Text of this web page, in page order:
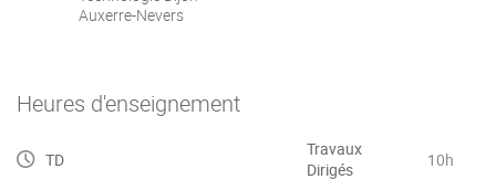
Auxerre-Nevers
Heures d'enseignement
TD
Travaux
Dirigés
10h